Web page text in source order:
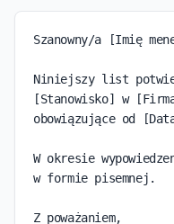
Szanowny/a [Imię
Niniejszy list
[Stanowisko] w
obowiązujące od
W okresie
w formie pisemnej.
Z poważaniem,